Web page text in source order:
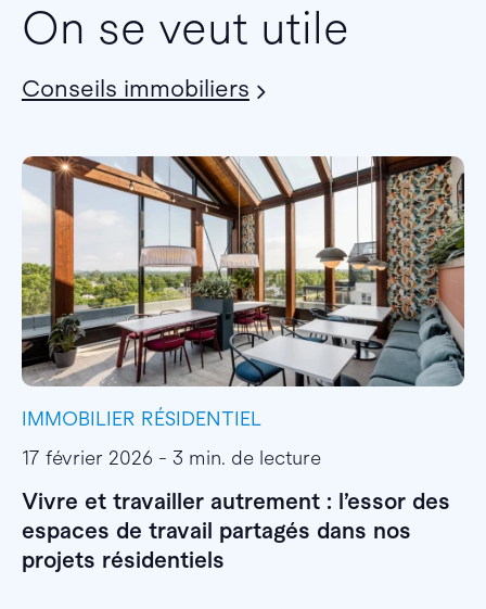
On se veut utile
Conseils immobiliers
IMMOBILIER RÉSIDENTIEL
17 février 2026 - 3 min. de lecture
Vivre et travailler autrement : l’essor des
espaces de travail partagés dans nos
projets résidentiels